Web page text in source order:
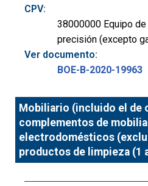
CPV:
38000000 Equipo
precisión (excepto
Ver documento:
BOE-B-2020-19963
Mobiliario (incluido el de
complementos de
electrodomésticos
productos de limpieza (1